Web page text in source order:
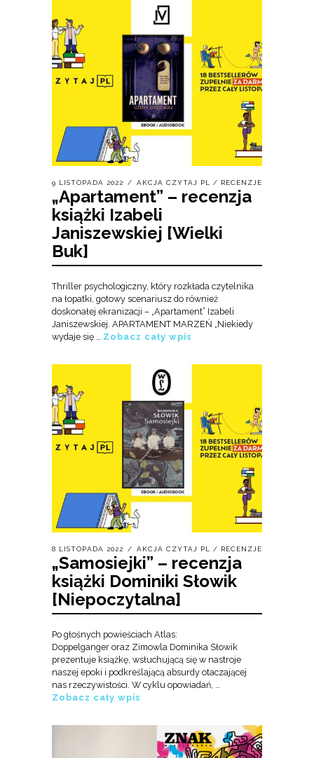
9 LISTOPADA 2022 AKCJA CZYTAJ PL / RECENZJE
„Apartament” – recenzja
książki Izabeli
Janiszewskiej [Wielki
Buk]
Thriller psychologiczny, który rozkłada czytelnika
na łopatki, gotowy scenariusz do również
doskonałej ekranizacji – „Apartament” Izabeli
Janiszewskiej. APARTAMENT MARZEŃ „Niekiedy
wydaje się … Zobacz cały wpis
8 LISTOPADA 2022 AKCJA CZYTAJ PL / RECENZJE
„Samosiejki” – recenzja
książki Dominiki Słowik
[Niepoczytalna]
Po głośnych powieściach Atlas:
Doppelganger oraz Zimowla Dominika Słowik
prezentuje książkę, wsłuchującą się w nastroje
naszej epoki i podkreślającą absurdy otaczającej
nas rzeczywistości. W cyklu opowiadań, …
Zobacz cały wpis